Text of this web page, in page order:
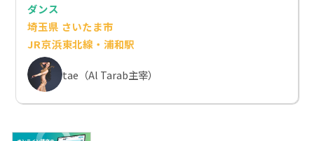
ダンス
埼玉県 さいたま市
JR京浜東北線・浦和駅
tae（Al Tarab主宰）